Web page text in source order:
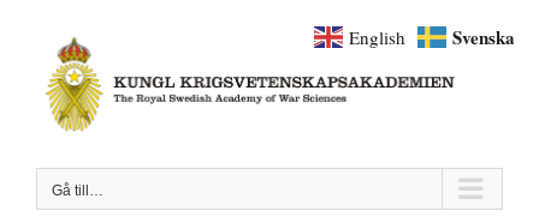
innehållet
Gå till…
English Svenska